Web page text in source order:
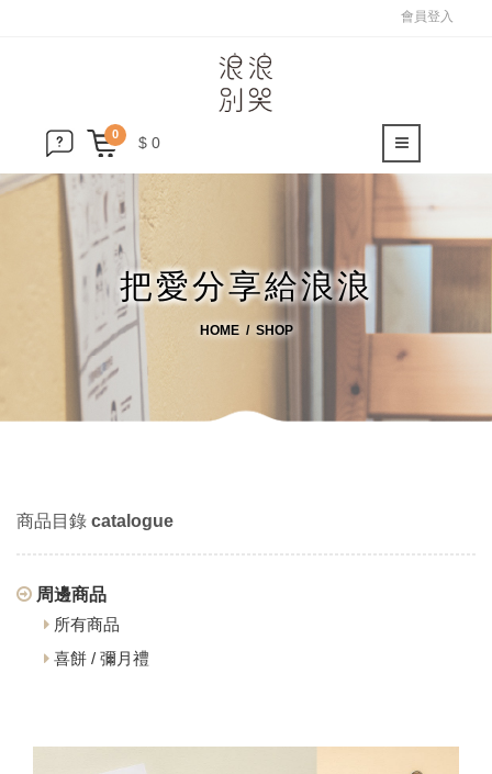
會員登入
0 $ 0
把愛分享給浪浪
HOME SHOP
商品目錄 catalogue
周邊商品
所有商品
喜餅 / 彌月禮